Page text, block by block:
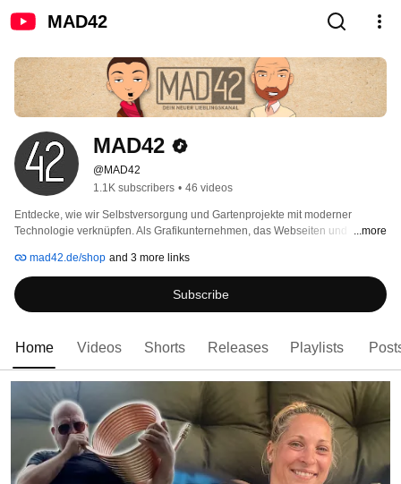
MAD42
MAD42
@MAD42
1.1K subscribers • 46 videos
Entdecke, wie wir Selbstversorgung und Gartenprojekte mit moderner
Technologie verknüpfen. Als Grafikunternehmen, das Webseiten und
Raum. Lass dich inspirieren von automatisierten Lösungen, kreativen
Projekten und spannenden Einblicken in unser digitales Landleben.”
...more
mad42.de/shop and 3 more links
Subscribe
Home Videos Shorts Releases Playlists